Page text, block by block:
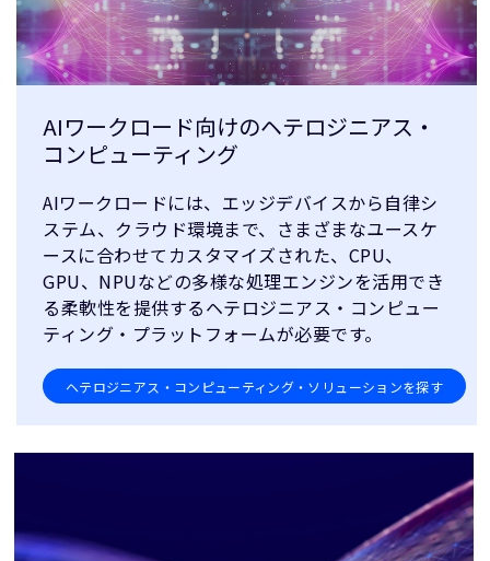
AIワークロード向けのヘテロジニアス・
コンピューティング
AIワークロードには、エッジデバイスから自律シ
ステム、クラウド環境まで、さまざまなユースケ
ースに合わせてカスタマイズされた、CPU、
GPU、NPUなどの多様な処理エンジンを活用でき
る柔軟性を提供するヘテロジニアス・コンピュー
ティング・プラットフォームが必要です。
ヘテロジニアス・コンピューティング・ソリューションを探す